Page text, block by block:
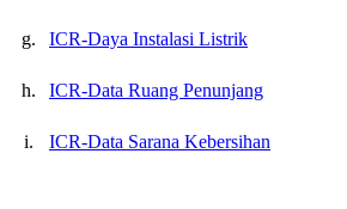
g. ICR-Daya Instalasi Listrik
h. ICR-Data Ruang Penunjang
i. ICR-Data Sarana Kebersihan